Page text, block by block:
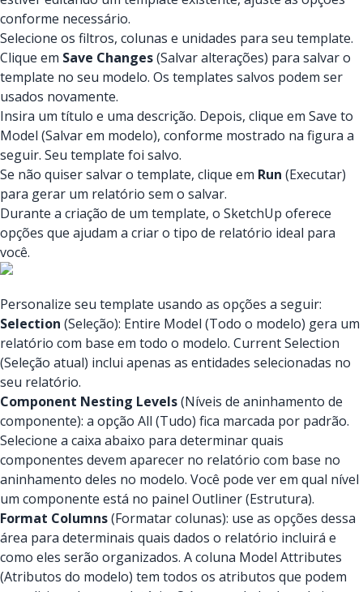
conforme necessário.
Selecione os filtros, colunas e unidades para seu template.
Clique em Save Changes(Salvar alterações) para salvar o
template no seu modelo. Os templates salvos podem ser
usados novamente.
Insira um título e uma descrição. Depois, clique em Save to
Model (Salvar em modelo), conforme mostrado na figura a
seguir. Seu template foi salvo.
Se não quiser salvar o template, clique em Run (Executar)
para gerar um relatório sem o salvar.
Durante a criação de um template, o SketchUp oferece
opções que ajudam a criar o tipo de relatório ideal para
você.
Personalize seu template usando as opções a seguir:
Selection (Seleção): Entire Model (Todo o modelo) gera um
relatório com base em todo o modelo. Current Selection
(Seleção atual) inclui apenas as entidades selecionadas no
seu relatório.
Component Nesting Levels(Níveis de aninhamento de
componente): a opção All (Tudo) fica marcada por padrão.
Selecione a caixa abaixo para determinar quais
componentes devem aparecer no relatório com base no
aninhamento deles no modelo. Você pode ver em qual nível
um componente está no painel Outliner (Estrutura).
Format Columns(Formatar colunas): use as opções dessa
área para determinais quais dados o relatório incluirá e
como eles serão organizados. A coluna Model Attributes
(Atributos do modelo) tem todos os atributos que podem